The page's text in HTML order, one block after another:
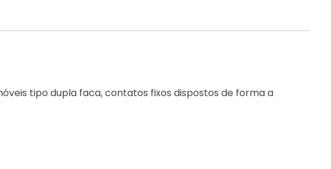
tipo dupla faca, contatos fixos dispostos de forma a